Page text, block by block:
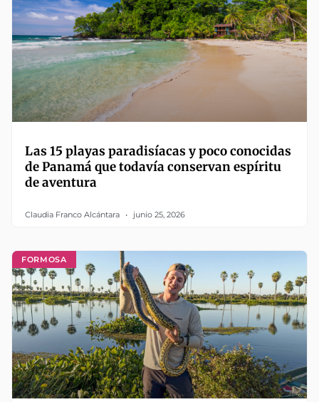
Las 15 playas paradisíacas y poco conocidas
de Panamá que todavía conservan espíritu
de aventura
Claudia Franco Alcántara junio 25, 2026
FORMOSA